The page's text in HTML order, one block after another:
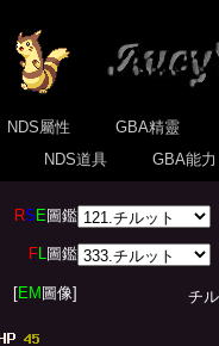
NDS屬性
GBA精靈
NDS道具 GBA能
RS E圖鑑
FL圖鑑
[EM 圖像] チル